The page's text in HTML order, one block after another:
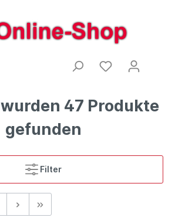
wurden 47 Produkte
gefunden
Filter